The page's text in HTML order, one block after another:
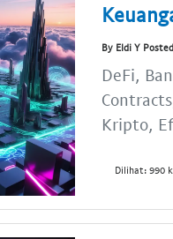
By Eldi Y
DeFi,
Kripto,
Dilihat: 990